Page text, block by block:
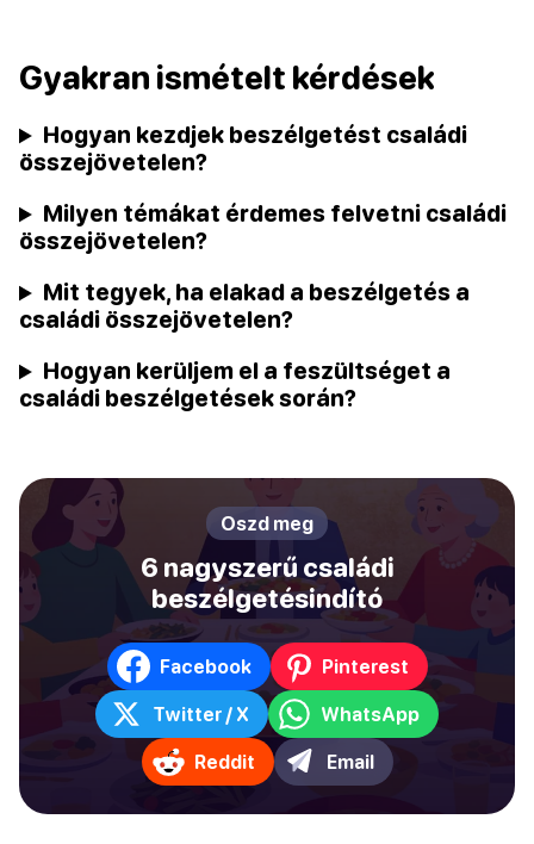
Gyakran ismételt kérdések
Hogyan kezdjek beszélgetést családi
összejövetelen?
Milyen témákat érdemes felvetni családi
összejövetelen?
Mit tegyek, ha elakad a beszélgetés a
családi összejövetelen?
Hogyan kerüljem el a feszültséget a
családi beszélgetések során?
Oszd meg
6 nagyszerű családi
beszélgetésindító
Facebook Pinterest
Twitter / X WhatsApp
Reddit Email